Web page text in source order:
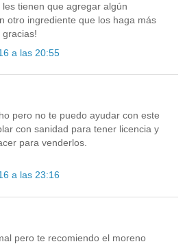
tienen que agregar algún
otro ingrediente que los haga más
a las 20:55
pero no te puedo ayudar con este
con sanidad para tener licencia y
para venderlos.
a las 23:16
pero te recomiendo el moreno